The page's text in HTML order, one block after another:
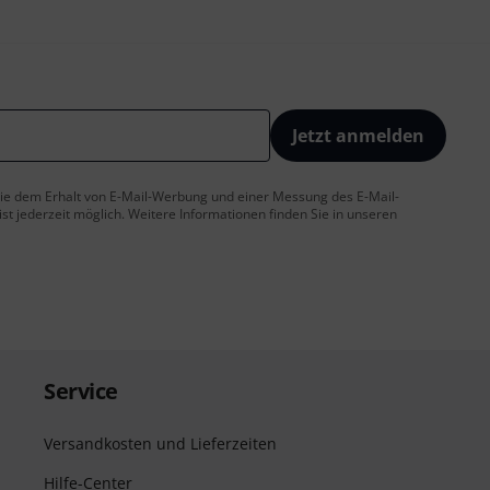
Jetzt anmelden
dem Erhalt von E-Mail-Werbung und einer Messung des E-Mail-
jederzeit möglich. Weitere Informationen finden Sie in unseren
Service
Versandkosten und Lieferzeiten
Hilfe-Center